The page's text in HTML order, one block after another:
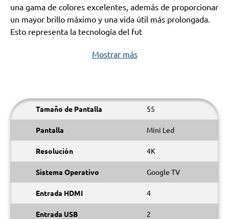
una gama de colores excelentes, además de proporcionar
un mayor brillo máximo y una vida útil más prolongada.
Esto representa la tecnología del fut
Mostrar más
Tamaño de Pantalla 55
Pantalla Mini Led
Resolución 4K
Sistema Operativo Google TV
Entrada HDMI 4
Entrada USB 2